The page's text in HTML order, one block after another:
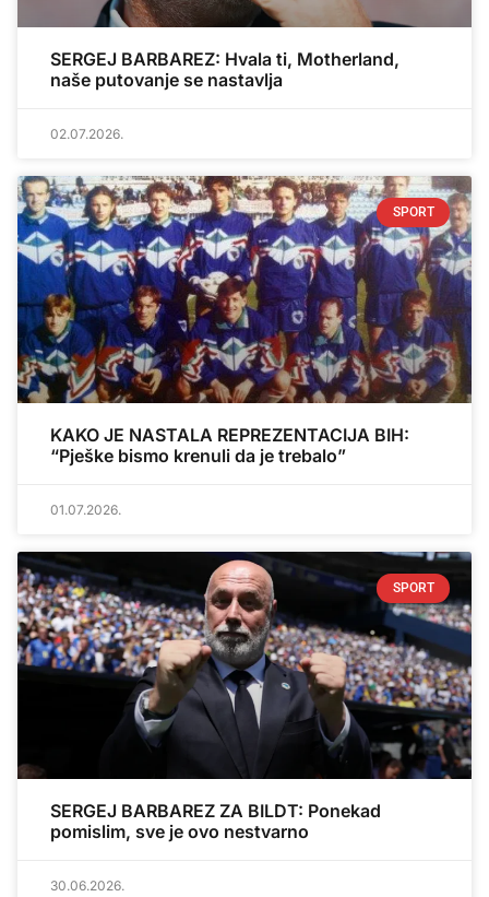
SERGEJ BARBAREZ: Hvala ti, Motherland,
naše putovanje se nastavlja
02.07.2026.
SPORT
KAKO JE NASTALA REPREZENTACIJA BIH:
“Pješke bismo krenuli da je trebalo”
01.07.2026.
SPORT
SERGEJ BARBAREZ ZA BILDT: Ponekad
pomislim, sve je ovo nestvarno
30.06.2026.